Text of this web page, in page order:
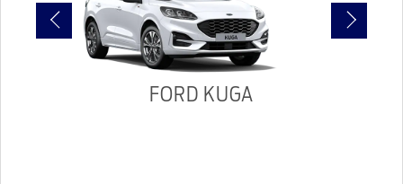
FORD KUGA